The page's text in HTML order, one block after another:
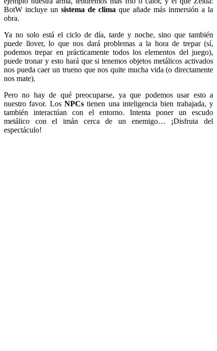
BotW incluye un sistema de clima que añade más inmersión a la
obra.
Ya no solo está el ciclo de día, tarde y noche, sino que también
puede llover, lo que nos dará problemas a la hora de trepar (sí,
podemos trepar en prácticamente todos los elementos del juego),
puede tronar y esto hará que si tenemos objetos metálicos activados
nos pueda caer un trueno que nos quite mucha vida (o directamente
nos mate).
Pero no hay de qué preocuparse, ya que podemos usar esto a
nuestro favor. Los NPCs tienen una inteligencia bien trabajada, y
también interactúan con el entorno. Intenta poner un escudo
metálico con el imán cerca de un enemigo… ¡Disfruta del
espectáculo!